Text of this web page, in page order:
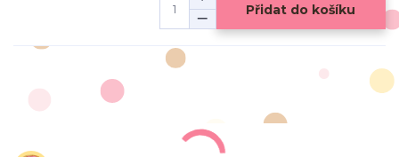
Přidat do košíku